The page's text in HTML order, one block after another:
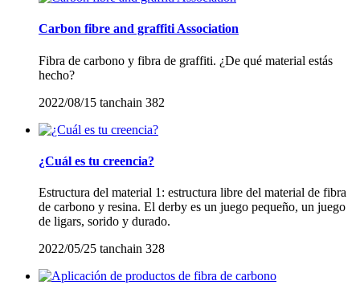
Carbon fibre and graffiti Association
Fibra de carbono y fibra de graffiti. ¿De qué material estás
hecho?
2022/08/15 tanchain 382
¿Cuál es tu creencia?
Estructura del material 1: estructura libre del material de fibra
de carbono y resina. El derby es un juego pequeño, un juego
de ligars, sorido y durado.
2022/05/25 tanchain 328